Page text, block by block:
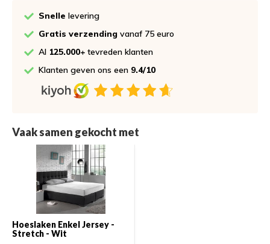
Snelle levering
Gratis verzending vanaf 75 euro
Al 125.000+ tevreden klanten
Klanten geven ons een 9.4/10
Vaak samen gekocht met
Hoeslaken Enkel Jersey -
Stretch - Wit